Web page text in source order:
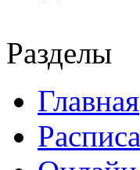
Разделы
Главная